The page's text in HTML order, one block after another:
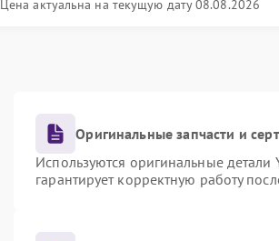
Цена актуальна на текущую дату 08.08.2026
Оригинальные запчасти и
Используются оригинальные
гарантирует корректную работу